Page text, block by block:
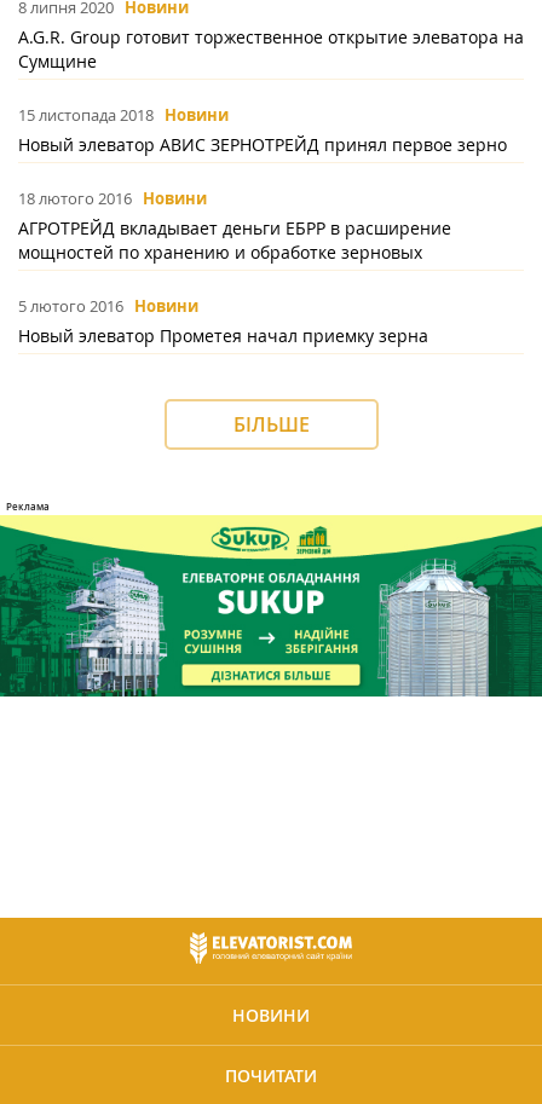
8 липня 2020 Новини
A.G.R. Group готовит торжественное открытие элеватора на
Сумщине
15 листопада 2018 Новини
Новый элеватор АВИС ЗЕРНОТРЕЙД принял первое зерно
18 лютого 2016 Новини
АГРОТРЕЙД вкладывает деньги ЕБРР в расширение
мощностей по хранению и обработке зерновых
5 лютого 2016 Новини
Новый элеватор Прометея начал приемку зерна
БІЛЬШЕ
НОВИНИ
ПОЧИТАТИ